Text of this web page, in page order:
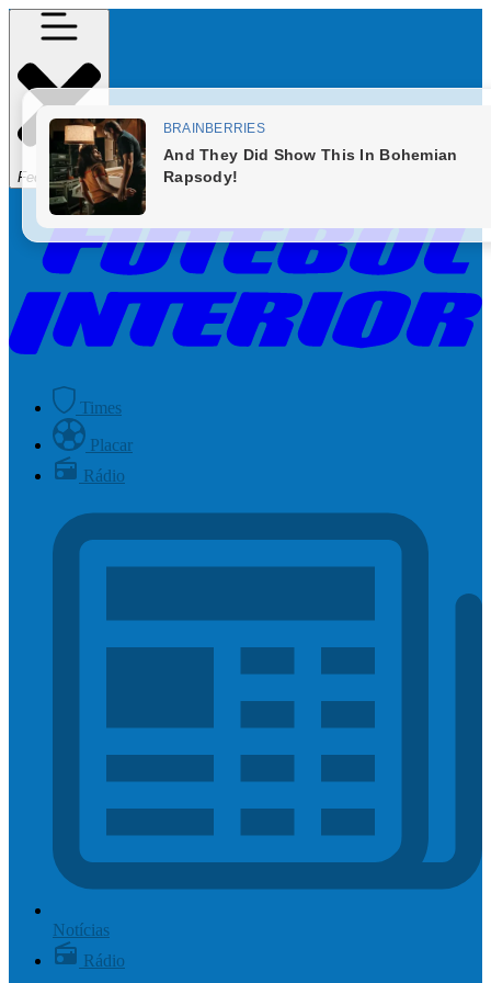
Fechar Menu
Times
Placar
Rádio
Notícias
Rádio